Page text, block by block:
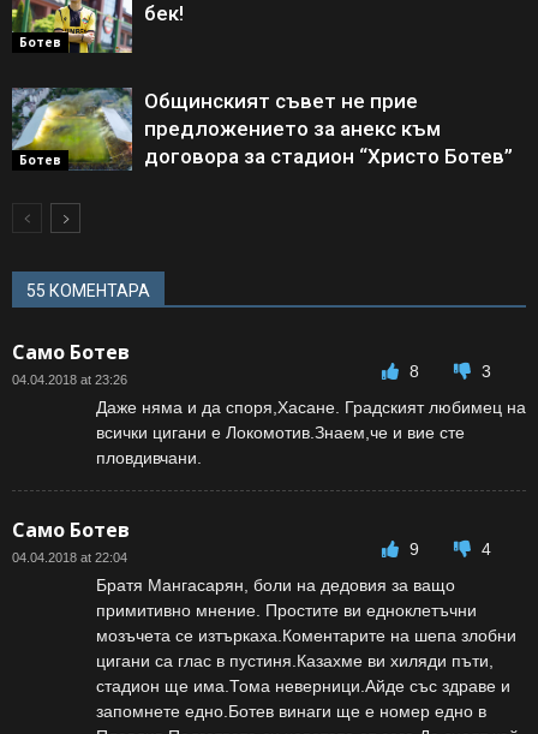
Ботев
бек!
Ботев
Общинският съвет не прие
предложението за анекс към
договора за стадион “Христо Ботев”
55 КОМЕНТАРА
Само Ботев
04.04.2018 at 23:26 8
3
Даже няма и да споря,Хасане. Градският любимец на
всички цигани е Локомотив.Знаем,че и вие сте
пловдивчани.
Само Ботев
04.04.2018 at 22:04 9
4
Братя Мангасарян, боли на дедовия за ващо
примитивно мнение. Простите ви едноклетъчни
мозъчета се изтъркаха.Коментарите на шепа злобни
цигани са глас в пустиня.Казахме ви хиляди пъти,
стадион ще има.Тома неверници.Айде със здраве и
запомнете едно.Ботев винаги ще е номер едно в